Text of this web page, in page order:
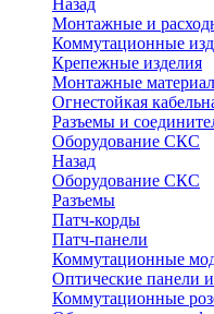
Назад
Монтажные и
Коммутационные
Крепежные изделия
Монтажные
Огнестойкая
Разъемы и
Оборудование СКС
Назад
Оборудование СКС
Разъемы
Патч-корды
Патч-панели
Коммутационные
Оптические панели
Коммутационные